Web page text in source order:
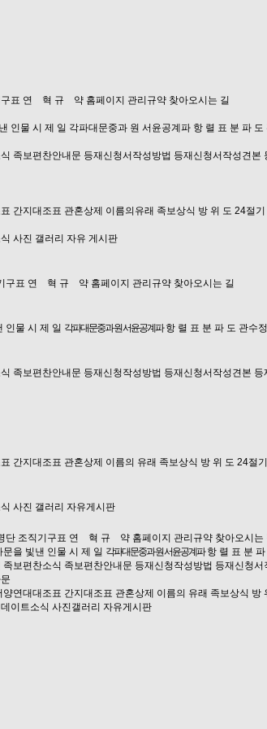
표 연 혁 규 약 홈페이지 관리규약 찾아오시는 길
인물 시 제 일 각파대문중과 원 서윤공계파 항 렬 표 분 파 도
족보편찬안내문 등재신청서작성방법 등재신청서작성견본
간지대조표 관혼상제 이름의유래 족보상식 방 위 도 24절기
사진 갤러리 자유 게시판
구표 연 혁 규 약 홈페이지 관리규약 찾아오시는 길
인물 시 제 일 각파대문중과 원 서윤공계파 항 렬 표 분 파 도 관수
족보편찬안내문 등재신청작성방법 등재신청서작성견본 등
간지대조표 관혼상제 이름의 유래 족보상식 방 위 도 24절기
사진 갤러리 자유게시판
단 조직기구표 연 혁 규 약 홈페이지 관리규약 찾아오시는
문을 빛낸 인물 시 제 일 각파대문중과 원 서윤공계파 항 렬 표 분 파
족보편찬소식 족보편찬안내문 등재신청작성방법 등재신청서
양연대대조표 간지대조표 관혼상제 이름의 유래 족보상식 방
이트소식 사진갤러리 자유게시판